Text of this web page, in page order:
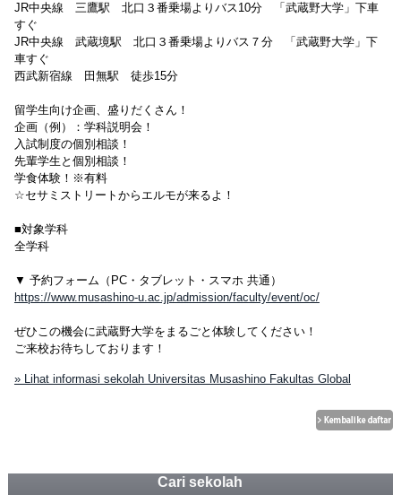
JR中央線 三鷹駅 北口３番乗場よりバス10分 「武蔵野大学」下車
すぐ
JR中央線 武蔵境駅 北口３番乗場よりバス７分 「武蔵野大学」下
車すぐ
西武新宿線 田無駅 徒歩15分
留学生向け企画、盛りだくさん！
企画（例）：学科説明会！
入試制度の個別相談！
先輩学生と個別相談！
学食体験！※有料
☆セサミストリートからエルモが来るよ！
■対象学科
全学科
▼ 予約フォーム（PC・タブレット・スマホ 共通）
https://www.musashino-u.ac.jp/admission/faculty/event/oc/
ぜひこの機会に武蔵野大学をまるごと体験してください！
ご来校お待ちしております！
» Lihat informasi sekolah Universitas Musashino Fakultas Global
Cari sekolah